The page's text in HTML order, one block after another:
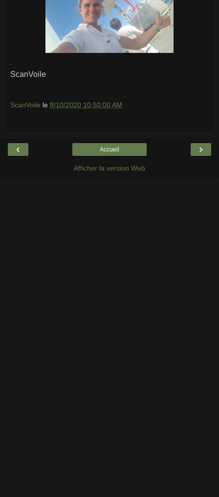
ScanVoile
ScanVoile le 8/10/2020 10:50:00 AM
‹ ›
Accueil
Afficher la version Web